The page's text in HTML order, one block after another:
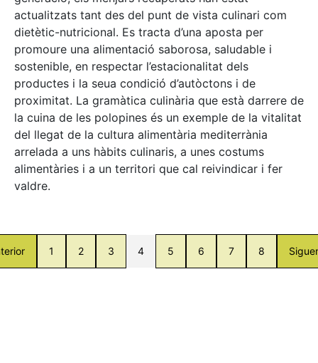
actualitzats tant des del punt de vista culinari com
dietètic-nutricional. Es tracta d’una aposta per
promoure una alimentació saborosa, saludable i
sostenible, en respectar l’estacionalitat dels
productes i la seua condició d’autòctons i de
proximitat. La gramàtica culinària que està darrere de
la cuina de les polopines és un exemple de la vitalitat
del llegat de la cultura alimentària mediterrània
arrelada a uns hàbits culinaris, a unes costums
alimentàries i a un territori que cal reivindicar i fer
valdre.
1 2 3 4 5 6 7 8